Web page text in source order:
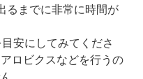
るまでに非常に時間が
安にしてみてくださ
ロビクスなどを行うの